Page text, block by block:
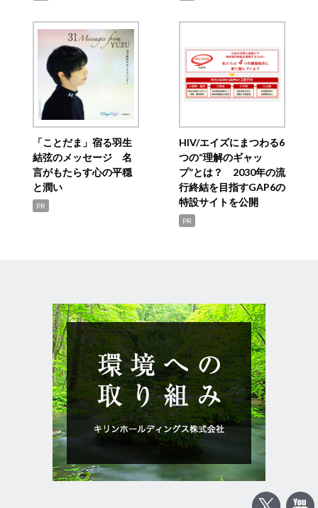
「ことだま」宿る羽生
結弦のメッセージ 名
言がもたらす心の平穏
と潤い
PR
HIV/エイズにまつわる6
つの“理解のギャッ
プ”とは？ 2030年の流
行終結を目指すGAP6の
特設サイトを公開
PR